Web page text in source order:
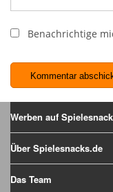
Benachrichtige
Werben auf
Über Spielesnacks.de
Das Team